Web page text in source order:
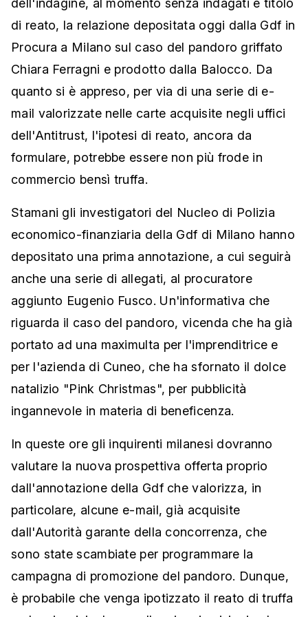
dell'indagine, al momento senza indagati e titolo
di reato, la relazione depositata oggi dalla Gdf in
Procura a Milano sul caso del pandoro griffato
Chiara Ferragni e prodotto dalla Balocco. Da
quanto si è appreso, per via di una serie di e-
mail valorizzate nelle carte acquisite negli uffici
dell'Antitrust, l'ipotesi di reato, ancora da
formulare, potrebbe essere non più frode in
commercio bensì truffa.
Stamani gli investigatori del Nucleo di Polizia
economico-finanziaria della Gdf di Milano hanno
depositato una prima annotazione, a cui seguirà
anche una serie di allegati, al procuratore
aggiunto Eugenio Fusco. Un'informativa che
riguarda il caso del pandoro, vicenda che ha già
portato ad una maximulta per l'imprenditrice e
per l'azienda di Cuneo, che ha sfornato il dolce
natalizio "Pink Christmas", per pubblicità
ingannevole in materia di beneficenza.
In queste ore gli inquirenti milanesi dovranno
valutare la nuova prospettiva offerta proprio
dall'annotazione della Gdf che valorizza, in
particolare, alcune e-mail, già acquisite
dall'Autorità garante della concorrenza, che
sono state scambiate per programmare la
campagna di promozione del pandoro. Dunque,
è probabile che venga ipotizzato il reato di truffa